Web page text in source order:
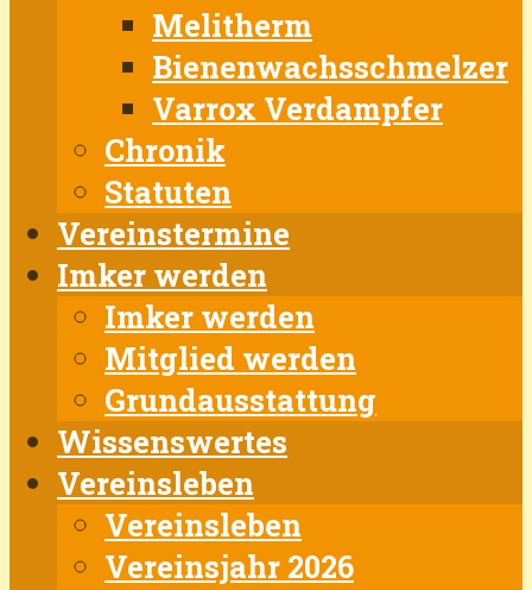
Melitherm
Bienenwachsschmelzer
Varrox Verdampfer
Chronik
Statuten
Vereinstermine
Imker werden
Imker werden
Mitglied werden
Grundausstattung
Wissenswertes
Vereinsleben
Vereinsleben
Vereinsjahr 2026